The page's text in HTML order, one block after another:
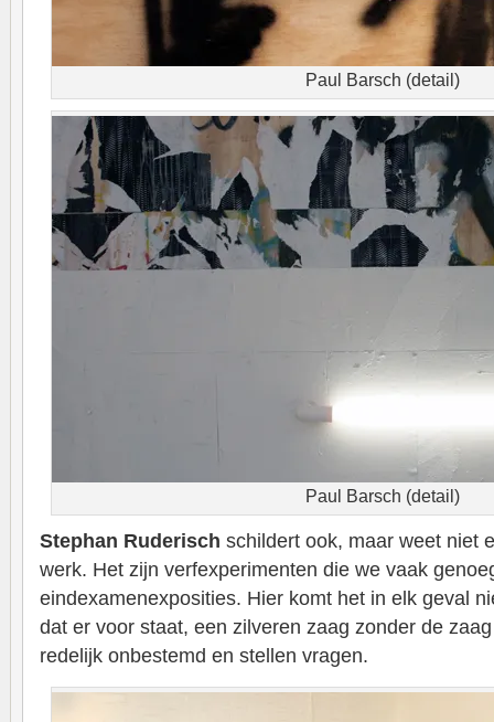
Paul Barsch (detail)
Paul Barsch (detail)
Stephan Ruderisch schildert ook, maar weet niet
werk. Het zijn verfexperimenten die we vaak
eindexamenexposities. Hier komt het in elk geval
dat er voor staat, een zilveren zaag zonder de
redelijk onbestemd en stellen vragen.